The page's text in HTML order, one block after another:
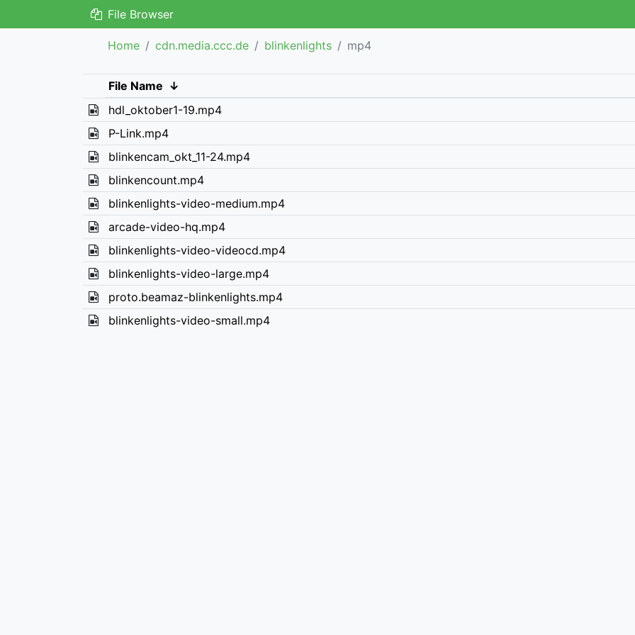
File Browser
Home cdn.media.ccc.de blinkenlights mp4
File Name ↓
hdl_oktober1-19.mp4
P-Link.mp4
blinkencam_okt_11-24.mp4
blinkencount.mp4
blinkenlights-video-medium.mp4
arcade-video-hq.mp4
blinkenlights-video-videocd.mp4
blinkenlights-video-large.mp4
proto.beamaz-blinkenlights.mp4
blinkenlights-video-small.mp4